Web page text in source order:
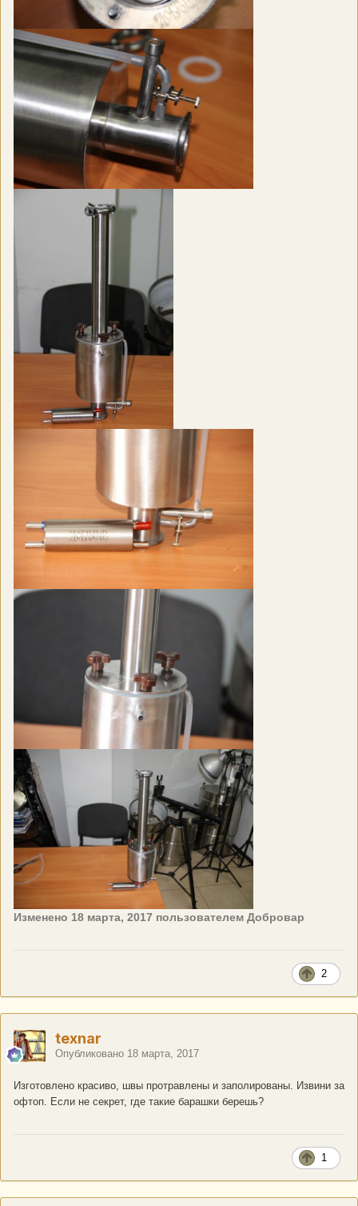
Изменено 18 марта, 2017 пользователем Добровар
2
texnar
Опубликовано 18 марта, 2017
Изготовлено красиво, швы протравлены и заполированы. Извини за
офтоп. Если не секрет, где такие барашки берешь?
1